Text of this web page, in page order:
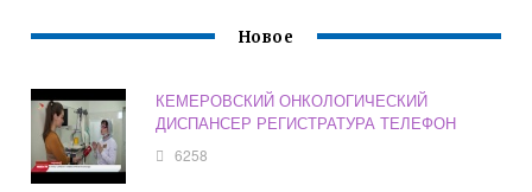
Новое
КЕМЕРОВСКИЙ ОНКОЛОГИЧЕСКИЙ
ДИСПАНСЕР РЕГИСТРАТУРА ТЕЛЕФОН
6258